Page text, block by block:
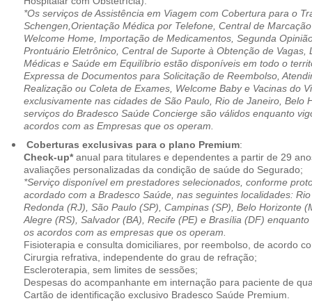
*Os serviços de Assistência em Viagem com Cobertura para o
Schengen,Orientação Médica por Telefone, Central de
Welcome Home, Importação de Medicamentos, Segunda
Prontuário Eletrônico, Central de Suporte à Obtenção de Vagas,
Médicas e Saúde em Equilíbrio estão disponíveis em todo o
Expressa de Documentos para Solicitação de Reembolso,
Realização ou Coleta de Exames, Welcome Baby e Vacinas do
exclusivamente nas cidades de São Paulo, Rio de Janeiro, Belo
serviços do Bradesco Saúde Concierge são válidos enquanto
acordos com as Empresas que os operam.
Coberturas exclusivas para o plano Premium:
Check-up*anual para titulares e dependentes a partir de 29
avaliações personalizadas da condição de saúde do Segurado;
*Serviço disponível em prestadores selecionados, conforme
acordado com a Bradesco Saúde, nas seguintes localidades:
Redonda (RJ), São Paulo (SP), Campinas (SP), Belo Horizonte
Alegre (RS), Salvador (BA), Recife (PE) e Brasília (DF)
os acordos com as empresas que os operam.
Fisioterapia e consulta domiciliares, por reembolso, de acordo
Cirurgia refrativa, independente do grau de refração;
Escleroterapia, sem limites de sessões;
Despesas do acompanhante em internação para paciente de
Cartão de identificação exclusivo Bradesco Saúde Premium.